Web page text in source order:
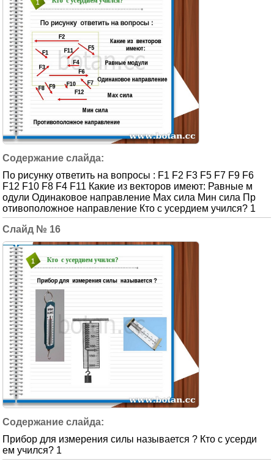
По рисунку ответить на вопросы : F1 F2 F3 F5 F7 F9 F6
F12 F10 F8 F4 F11 Какие из векторов имеют: Равные м
одули Одинаковое направление Мах сила Мин сила Пр
отивоположное направление Кто с усердием учился? 1
16
Прибор для измерения силы называется ? Кто с усерди
ем учился? 1